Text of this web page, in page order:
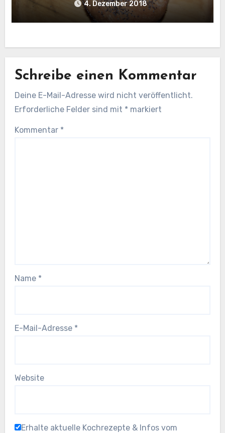
4. Dezember 2018
Schreibe einen Kommentar
Deine E-Mail-Adresse wird nicht veröffentlicht.
Erforderliche Felder sind mit * markiert
Kommentar *
Name *
E-Mail-Adresse *
Website
Erhalte aktuelle Kochrezepte & Infos vom